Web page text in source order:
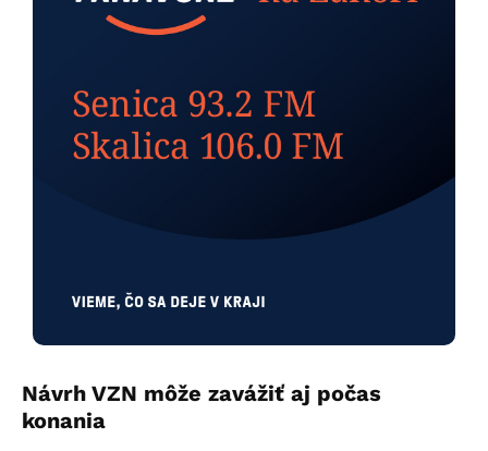
Návrh VZN môže zavážiť aj počas
konania